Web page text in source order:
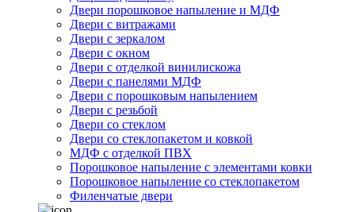
Двери порошковое напыление и МДФ
Двери с витражами
Двери с зеркалом
Двери с окном
Двери с отделкой винилискожа
Двери с панелями МДФ
Двери с порошковым напылением
Двери с резьбой
Двери со стеклом
Двери со стеклопакетом и ковкой
МДФ с отделкой ПВХ
Порошковое напыление с элементами ковки
Порошковое напыление со стеклопакетом
Филенчатые двери